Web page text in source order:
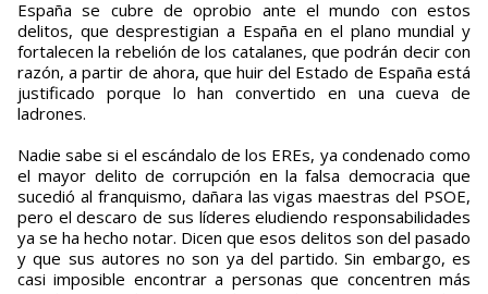
España se cubre de oprobio ante el mundo con estos
delitos, que desprestigian a España en el plano mundial y
fortalecen la rebelión de los catalanes, que podrán decir con
razón, a partir de ahora, que huir del Estado de España está
justificado porque lo han convertido en una cueva de
ladrones.
Nadie sabe si el escándalo de los EREs, ya condenado como
el mayor delito de corrupción en la falsa democracia que
sucedió al franquismo, dañara las vigas maestras del PSOE,
pero el descaro de sus líderes eludiendo responsabilidades
ya se ha hecho notar. Dicen que esos delitos son del pasado
y que sus autores no son ya del partido. Sin embargo, es
casi imposible encontrar a personas que concentren más